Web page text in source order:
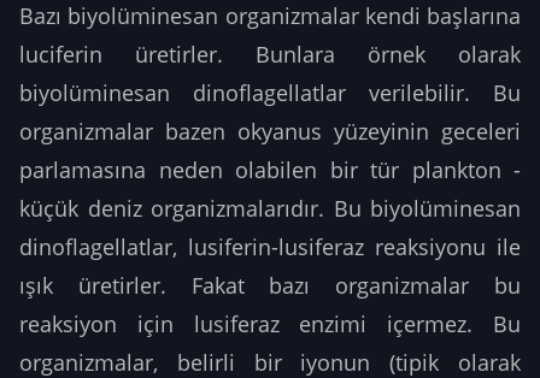
Bazı biyolüminesan organizmalar kendi başlarına
luciferin üretirler. Bunlara örnek olarak
biyolüminesan dinoflagellatlar verilebilir. Bu
organizmalar bazen okyanus yüzeyinin geceleri
parlamasına neden olabilen bir tür plankton -
küçük deniz organizmalarıdır. Bu biyolüminesan
dinoflagellatlar, lusiferin-lusiferaz reaksiyonu ile
ışık üretirler. Fakat bazı organizmalar bu
reaksiyon için lusiferaz enzimi içermez. Bu
organizmalar, belirli bir iyonun (tipik olarak